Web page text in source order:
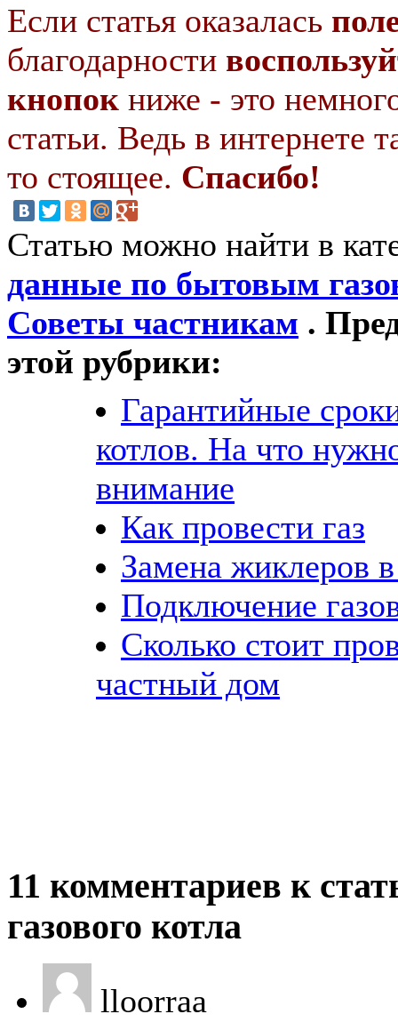
Если статья оказалась
благодарности
кнопок ниже - это
статьи. Ведь в интернете
то стоящее. Спасибо!
Статью можно найти в
данные по бытовым
Советы частникам .
этой рубрики:
Гарантийные
котлов. На что
внимание
Как провести газ
Замена жиклеров
Подключение
Сколько стоит
частный дом
11 комментариев к
газового котла
lloorraa